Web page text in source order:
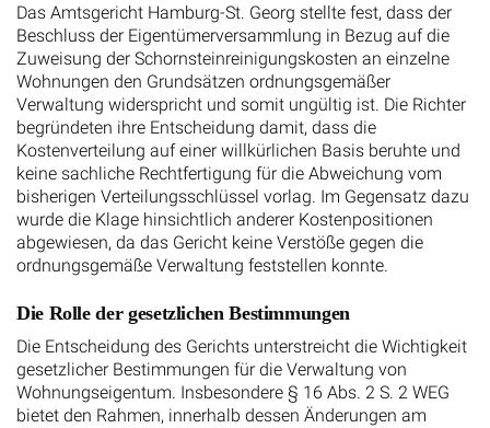
Das Amtsgericht Hamburg-St. Georg stellte fest, dass der
Beschluss der Eigentümerversammlung in Bezug auf die
Zuweisung der Schornsteinreinigungskosten an einzelne
Wohnungen den Grundsätzen ordnungsgemäßer
Verwaltung widerspricht und somit ungültig ist. Die Richter
begründeten ihre Entscheidung damit, dass die
Kostenverteilung auf einer willkürlichen Basis beruhte und
keine sachliche Rechtfertigung für die Abweichung vom
bisherigen Verteilungsschlüssel vorlag. Im Gegensatz dazu
wurde die Klage hinsichtlich anderer Kostenpositionen
abgewiesen, da das Gericht keine Verstöße gegen die
ordnungsgemäße Verwaltung feststellen konnte.
Die Rolle der gesetzlichen Bestimmungen
Die Entscheidung des Gerichts unterstreicht die Wichtigkeit
gesetzlicher Bestimmungen für die Verwaltung von
Wohnungseigentum. Insbesondere § 16 Abs. 2 S. 2 WEG
bietet den Rahmen, innerhalb dessen Änderungen am